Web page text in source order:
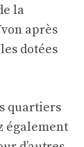
la
après
dotées
quartiers
également